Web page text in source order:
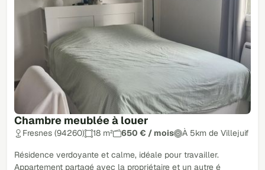
Chambre meublée à louer
Fresnes (94260) 18 m² 650 € / mois À 5km de Villejuif
Résidence verdoyante et calme, idéale pour travailler.
Appartement partagé avec la propriétaire et un autre é